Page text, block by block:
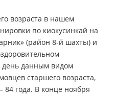
возраста в нашем
по киокусинкай на
(район 8-й шахты) и
день данным видом
старшего возраста,
года. В конце ноября